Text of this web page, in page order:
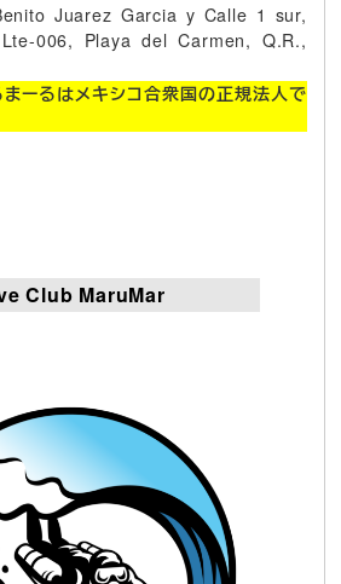
Juarez Garcia y Calle 1 sur,
006, Playa del Carmen, Q.R.,
まーるはメキシコ合衆国の正規法人で
Club MaruMar